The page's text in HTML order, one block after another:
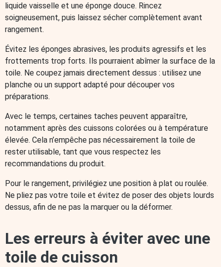
liquide vaisselle et une éponge douce. Rincez
soigneusement, puis laissez sécher complètement avant
rangement.
Évitez les éponges abrasives, les produits agressifs et les
frottements trop forts. Ils pourraient abîmer la surface de la
toile. Ne coupez jamais directement dessus : utilisez une
planche ou un support adapté pour découper vos
préparations.
Avec le temps, certaines taches peuvent apparaître,
notamment après des cuissons colorées ou à température
élevée. Cela n’empêche pas nécessairement la toile de
rester utilisable, tant que vous respectez les
recommandations du produit.
Pour le rangement, privilégiez une position à plat ou roulée.
Ne pliez pas votre toile et évitez de poser des objets lourds
dessus, afin de ne pas la marquer ou la déformer.
Les erreurs à éviter avec une
toile de cuisson